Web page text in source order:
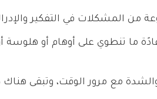
من المشكلات في التفكير
ما تنطوي على أوهام أو هلوسة
مع مرور الوقت، وتبقى